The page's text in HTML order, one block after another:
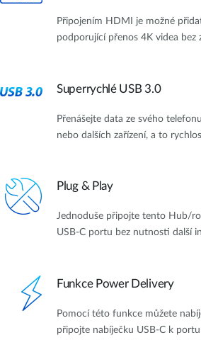
Připojením HDMI je možné
podporující přenos 4K videa bez
Superrychlé USB 3.0
Přenášejte data ze svého
nebo dalších zařízení, a to
Plug & Play
Jednoduše připojte tento Hub/
USB-C portu bez nutnosti další
Funkce Power Delivery
Pomocí této funkce můžete
připojte nabíječku USB-C k